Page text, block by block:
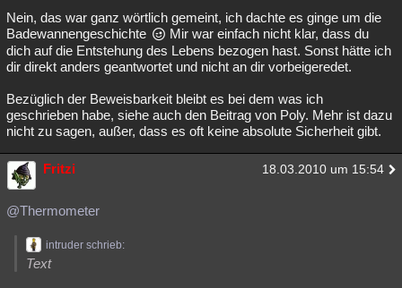
Nein, das war ganz wörtlich gemeint, ich dachte es ginge um die
Badewannengeschichte
Mir war einfach nicht klar, dass du
dich auf die Entstehung des Lebens bezogen hast. Sonst hätte ich
dir direkt anders geantwortet und nicht an dir vorbeigeredet.
Bezüglich der Beweisbarkeit bleibt es bei dem was ich
geschrieben habe, siehe auch den Beitrag von Poly. Mehr ist dazu
nicht zu sagen, außer, dass es oft keine absolute Sicherheit gibt.
Fritzi 18.03.2010 um 15:54
@Thermometer
intruder schrieb:
Text